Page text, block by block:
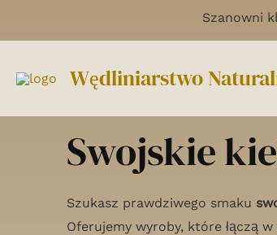
Szanowni
Wędliniarstwo
Swojskie
Szukasz prawdziwego smaku
Oferujemy wyroby, które łączą